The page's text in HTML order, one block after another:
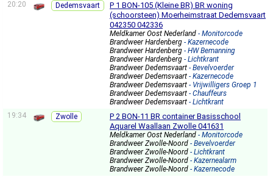
20:20
Dedemsvaart
P 1 BON-105 (Kleine BR) BR woning
(schoorsteen) Moerheimstraat Dedemsvaart
042350 042336
Meldkamer Oost Nederland - Monitorcode
Brandweer Hardenberg - Kazernecode
Brandweer Hardenberg - HW Bemanning
Brandweer Hardenberg - Lichtkrant
Brandweer Dedemsvaart - Bevelvoerder
Brandweer Dedemsvaart - Kazernecode
Brandweer Dedemsvaart - Vrijwilligers Groep 1
Brandweer Dedemsvaart - Chauffeurs
Brandweer Dedemsvaart - Lichtkrant
19:34
Zwolle
P 2 BON-11 BR container Basisschool
Aquarel Waallaan Zwolle 041631
Meldkamer Oost Nederland - Monitorcode
Brandweer Zwolle-Noord - Bevelvoerder
Brandweer Zwolle-Noord - Lichtkrant
Brandweer Zwolle-Noord - Kazernealarm
Brandweer Zwolle-Noord - Kazernecode